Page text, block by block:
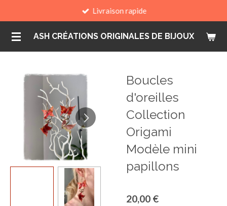
contenu
principal
ASH CRÉATIONS ORIGINALES DE BIJOUX
Livraison rapide
Boucles
d'oreilles
Collection
Origami
Modèle mini
papillons
20,00 €